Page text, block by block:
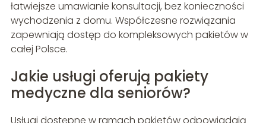
łatwiejsze umawianie konsultacji, bez konieczności
wychodzenia z domu. Współczesne rozwiązania
zapewniają dostęp do kompleksowych pakietów w
całej Polsce.
Jakie usługi oferują pakiety
medyczne dla seniorów?